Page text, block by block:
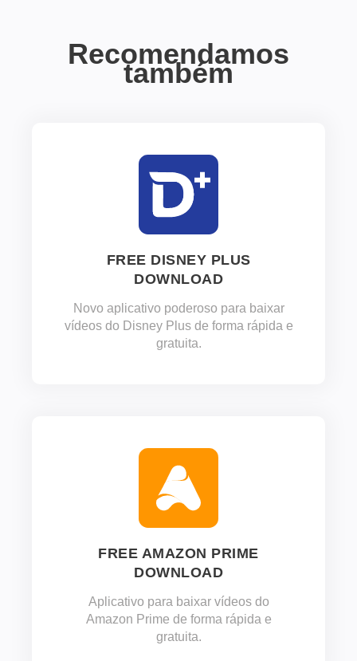
Recomendamos
também
FREE DISNEY PLUS
DOWNLOAD
Novo aplicativo poderoso para baixar
vídeos do Disney Plus de forma rápida e
gratuita.
FREE AMAZON PRIME
DOWNLOAD
Aplicativo para baixar vídeos do
Amazon Prime de forma rápida e
gratuita.